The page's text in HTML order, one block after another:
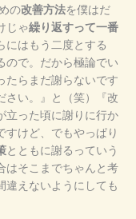
の改善方法を僕はだ
じゃ繰り返すって一番
にはもう二度とする
ので。だから極論でい
たらまだ謝らないです
さい。』と（笑）『改
立った頃に謝りに行か
すけど、でもやっぱり
とともに謝るっていう
はそこまでちゃんと考
違えないようにしても